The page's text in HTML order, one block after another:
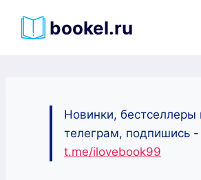
bookel.ru
Новинки,
телеграм, подпишись -
t.me/ilovebook99